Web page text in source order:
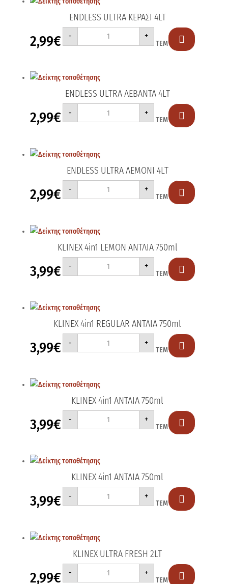
ENDLESS ULTRA ΚΕΡΑΣΙ 4LT
2,99€ -
ENDLESS
ΚΕΡΑΣΙ
+
ΤΕΜ 
ENDLESS ULTRA ΛΕΒΑΝΤΑ 4LT
2,99€ -
ENDLESS
ΛΕΒΑΝΤΑ
+
ΤΕΜ 
ENDLESS ULTRA ΛΕΜΟΝΙ 4LT
2,99€ -
ENDLESS
ΛΕΜΟΝΙ
+
ΤΕΜ 
KLINEX 4in1 LEMON ΑΝΤΛΙΑ 750ml
3,99€ -
KLINEX
LEMON
+
ΤΕΜ 
KLINEX 4in1 REGULAR ΑΝΤΛΙΑ 750ml
3,99€ -
KLINEX
REGULAR
+
ΤΕΜ 
KLINEX 4in1 ΑΝΤΛΙΑ 750ml
3,99€ -
KLINEX
ΑΝΤΛΙΑ
+
ΤΕΜ 
KLINEX 4in1 ΑΝΤΛΙΑ 750ml
3,99€ -
KLINEX
ΑΝΤΛΙΑ
+
ΤΕΜ 
KLINEX ULTRA FRESH 2LT
2,99€ -
KLINEX
FRESH
+
ΤΕΜ 